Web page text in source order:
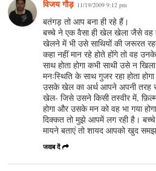
विजय गौड़ 11/19/2009 9:12 pm
बतंगड़ तो आप बना ही रहे हैं।
बच्चे ने एक वैसा ही खेल खेला जैसे वह
खेलने में भी उसे साथियों की जरूरत
कहा नहीं मान रहे होते होंगे तो वह
साथ होता होगा कभी साथी उसे न
मनःस्थिति के साथ गुजर रहा होता
उसके खेल का अर्थ आपने अपनी तरह
खेल- जिसे उसने किसी तस्वीर में,
होगा और उसके मन को वह भा गया
दिक्कत तो मुझे आपमें लग रही है।
मायने बताएं तो शायद आपको खुद
जवाब दें